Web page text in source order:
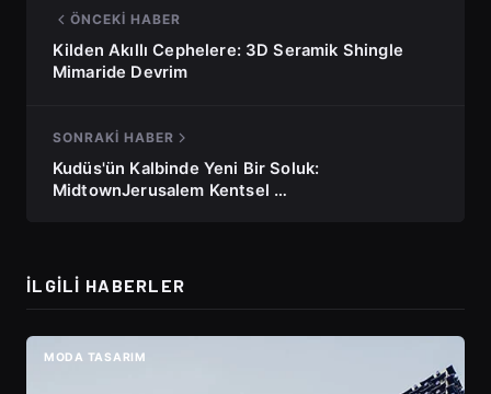
ÖNCEKI HABER
Kilden Akıllı Cephelere: 3D Seramik Shingle
Mimaride Devrim
SONRAKI HABER
Kudüs'ün Kalbinde Yeni Bir Soluk:
MidtownJerusalem Kentsel …
İLGILI HABERLER
MODA TASARIM